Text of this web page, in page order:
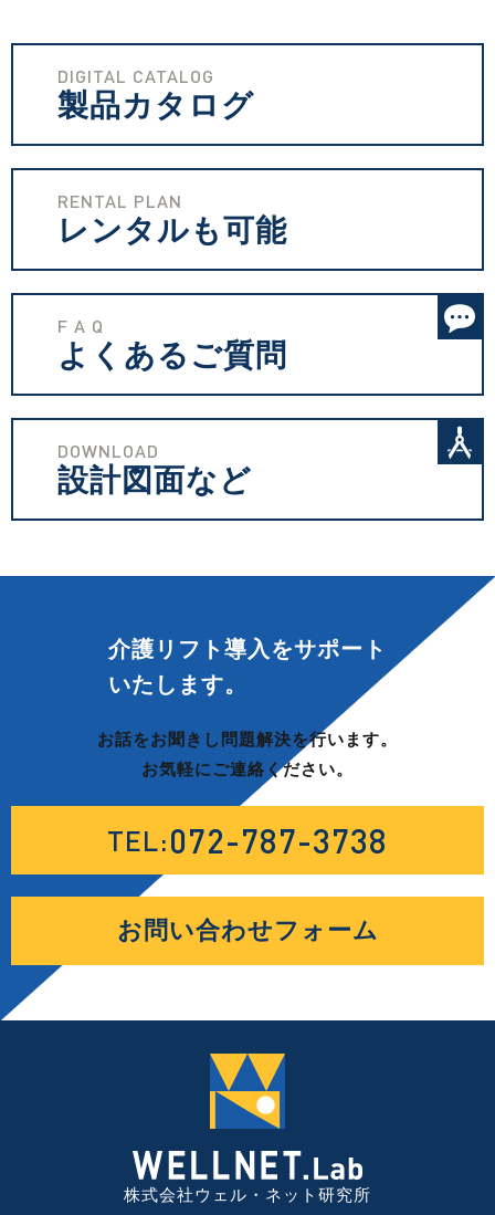
DIGITAL CATALOG
製品カタログ
RENTAL PLAN
レンタルも可能
F A Q
よくあるご質問
DOWNLOAD
設計図面など
介護リフト導入をサポート
いたします。
お話をお聞きし問題解決を行います。
お気軽にご連絡ください。
TEL:072-787-3738
お問い合わせフォーム
株式会社ウェル・ネット研究所